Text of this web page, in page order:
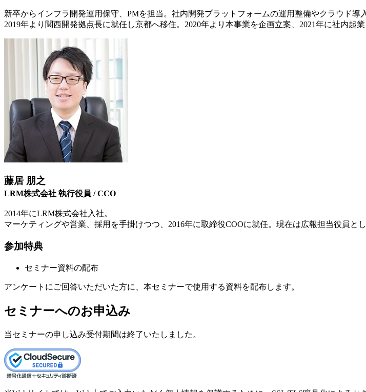
新卒からインフラ開発運用保守、PMを担当。社内開発プラットフォームの運用整備やクラウド導
2019年より関西開発拠点長に就任し京都へ移住。2020年より本事業を企画立案、2021年に社内起
藤居 朋之
LRM株式会社 執行役員 / CCO
2014年にLRM株式会社入社。
マーケティングや営業、採用を手掛けつつ、2016年に取締役COOに就任。現在は広報担当役員と
参加特典
セミナー資料の配布
アンケートにご回答いただいた方に、本セミナーで使用する資料を配布します。
セミナーへのお申込み
当セミナーの申し込み受付期間は終了いたしました。